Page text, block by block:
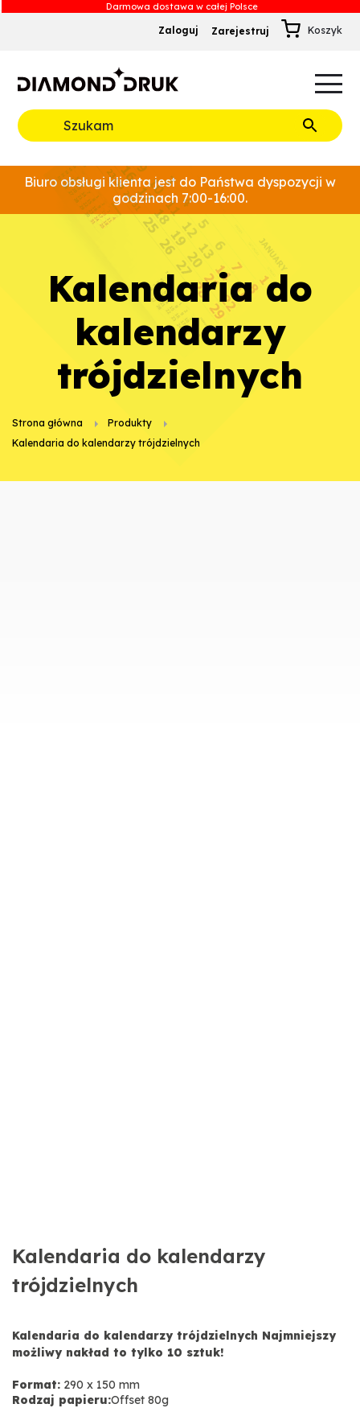
Zaloguj Zarejestruj
Rozwiń
Biuro obsługi klienta jest do Państwa dyspozycji w
godzinach 7:00-16:00.
Strona główna
Produkty
kalendaria do kalendarzy trójdzielnych
kalendaria do
kalendarzy
trójdzielnych
Kalendaria do kalendarzy
trójdzielnych
Kalendaria do kalendarzy trójdzielnych Najmniejszy
możliwy nakład to tylko 10 sztuk!
Format: 290 x 150 mm
Rodzaj papieru:Offset 80g